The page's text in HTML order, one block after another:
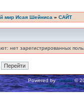
мир Исая Шейниса » САЙТ
нет зарегистрированных
Powered byphpBB©
Русская поддержка